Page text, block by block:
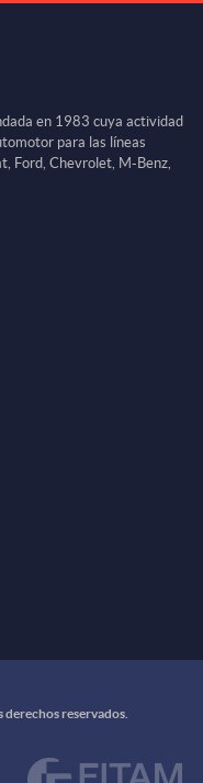
en 1983 cuya actividad
para las líneas
Ford, Chevrolet, M-Benz,
reservados.